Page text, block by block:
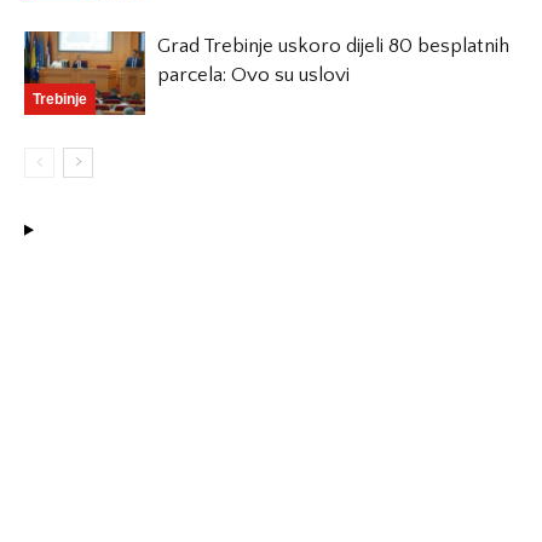
Trebinje
Grad Trebinje uskoro dijeli 80 besplatnih
parcela: Ovo su uslovi